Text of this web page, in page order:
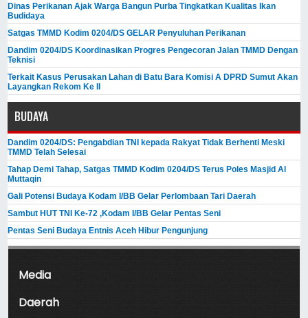
Dinas Perikanan Ajak Warga Bangun Purba Tingkatkan Kualitas Ikan
Budidaya
Satgas TMMD Kodim 0204/DS GELAR Penyuluhan Perikanan
Dandim 0204/DS Koordinasikan Progres Pengecoran Jalan TMMD Dengan
Teknisi
Terkait Kasus Perusakan Lahan di Batu Bara Komisi A DPRD Sumut Akan
Layangkan Rekom Ke II
BUDAYA
Dandim 0204/DS: Pengabdian TNI kepada Rakyat Tidak Berhenti Meski ​
TMMD Telah Selesai
Tahap Demi Tahap, Satgas TMMD Kodim 0204/DS Terus Poles Masjid Al
Muttaqin
Gali Potensi Budaya Kodam I/BB Gelar Perlombaan Tari Daerah
Sambut HUT TNI Ke-72 ,Kodam I/BB Gelar Pentas Seni
Pentas Seni Budaya Entnis Aceh Hibur Pengunjung
Media
Daerah